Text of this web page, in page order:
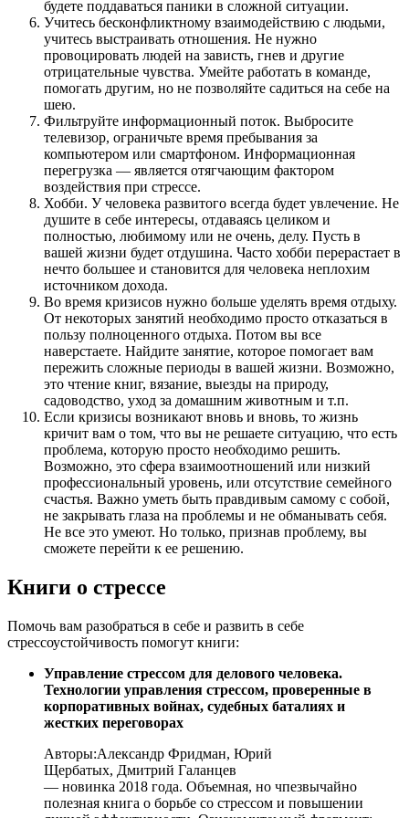
будете поддаваться паники в сложной ситуации.
Учитесь бесконфликтному взаимодействию с людьми,
учитесь выстраивать отношения. Не нужно
провоцировать людей на зависть, гнев и другие
отрицательные чувства. Умейте работать в команде,
помогать другим, но не позволяйте садиться на себе на
шею.
Фильтруйте информационный поток. Выбросите
телевизор, ограничьте время пребывания за
компьютером или смартфоном. Информационная
перегрузка — является отягчающим фактором
воздействия при стрессе.
Хобби. У человека развитого всегда будет увлечение. Не
душите в себе интересы, отдаваясь целиком и
полностью, любимому или не очень, делу. Пусть в
вашей жизни будет отдушина. Часто хобби перерастает в
нечто большее и становится для человека неплохим
источником дохода.
Во время кризисов нужно больше уделять время отдыху.
От некоторых занятий необходимо просто отказаться в
пользу полноценного отдыха. Потом вы все
наверстаете. Найдите занятие, которое помогает вам
пережить сложные периоды в вашей жизни. Возможно,
это чтение книг, вязание, выезды на природу,
садоводство, уход за домашним животным и т.п.
Если кризисы возникают вновь и вновь, то жизнь
кричит вам о том, что вы не решаете ситуацию, что есть
проблема, которую просто необходимо решить.
Возможно, это сфера взаимоотношений или низкий
профессиональный уровень, или отсутствие семейного
счастья. Важно уметь быть правдивым самому с собой,
не закрывать глаза на проблемы и не обманывать себя.
Не все это умеют. Но только, признав проблему, вы
сможете перейти к ее решению.
Книги о стрессе
Помочь вам разобраться в себе и развить в себе
стрессоустойчивость помогут книги:
Управление стрессом для делового человека.
Технологии управления стрессом, проверенные в
корпоративных войнах, судебных баталиях и
жестких переговорах
Авторы:Александр Фридман, Юрий
Щербатых, Дмитрий Галанцев
— новинка 2018 года. Объемная, но чпезвычайно
полезная книга о борьбе со стрессом и повышении